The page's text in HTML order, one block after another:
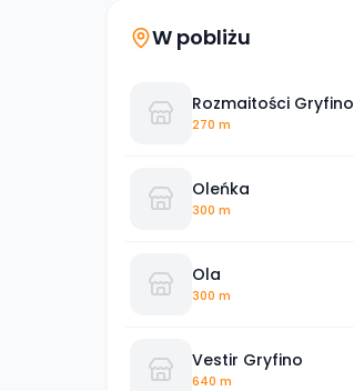
W pobliżu
Rozmaitości Gryfino
270 m
Oleńka
300 m
Ola
300 m
Vestir Gryfino
640 m